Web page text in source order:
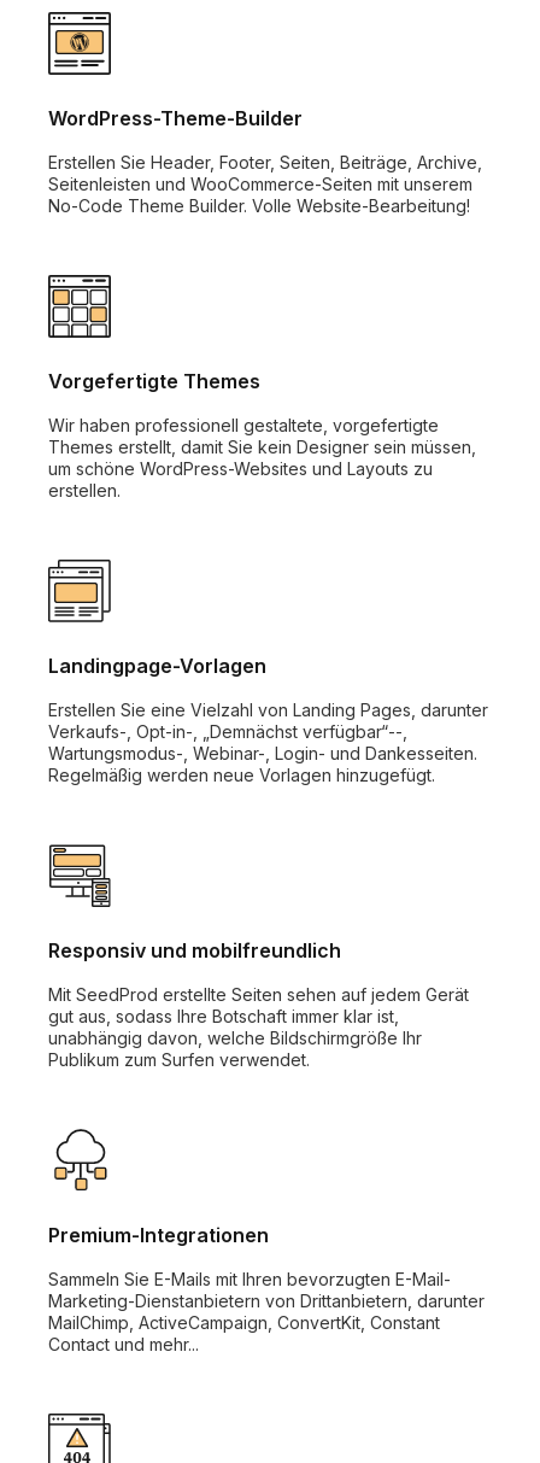
WordPress-Theme-Builder
Erstellen Sie Header, Footer, Seiten, Beiträge, Archive,
Seitenleisten und WooCommerce-Seiten mit unserem
No-Code Theme Builder. Volle Website-Bearbeitung!
Vorgefertigte Themes
Wir haben professionell gestaltete, vorgefertigte
Themes erstellt, damit Sie kein Designer sein müssen,
um schöne WordPress-Websites und Layouts zu
erstellen.
Landingpage-Vorlagen
Erstellen Sie eine Vielzahl von Landing Pages, darunter
Verkaufs-, Opt-in-, „Demnächst verfügbar“--,
Wartungsmodus-, Webinar-, Login- und Dankesseiten.
Regelmäßig werden neue Vorlagen hinzugefügt.
Responsiv und mobilfreundlich
Mit SeedProd erstellte Seiten sehen auf jedem Gerät
gut aus, sodass Ihre Botschaft immer klar ist,
unabhängig davon, welche Bildschirmgröße Ihr
Publikum zum Surfen verwendet.
Premium-Integrationen
Sammeln Sie E-Mails mit Ihren bevorzugten E-Mail-
Marketing-Dienstanbietern von Drittanbietern, darunter
MailChimp, ActiveCampaign, ConvertKit, Constant
Contact und mehr...